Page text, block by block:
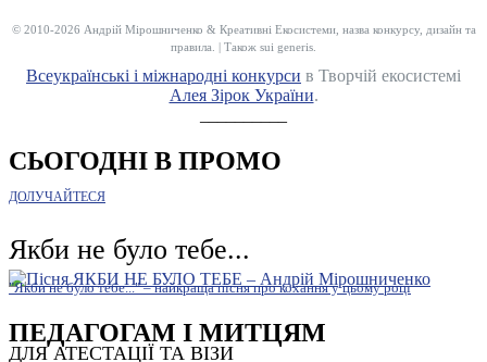
© 2010-2026 Андрій Мірошниченко & Креативні Екосистеми, назва конкурсу, дизайн та
правила. | Також sui generis.
Всеукраїнські і міжнародні конкурси в Творчій екосистемі
Алея Зірок України.
СЬОГОДНІ В ПРОМО
ДОЛУЧАЙТЕСЯ
Якби не було тебе...
"Якби не було тебе..." – найкраща пісня про кохання у цьому році
ПЕДАГОГАМ І МИТЦЯМ
ДЛЯ АТЕСТАЦІЇ ТА ВІЗИ